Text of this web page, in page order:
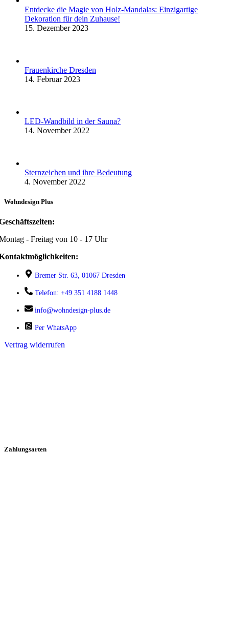
Entdecke die Magie von Holz-Mandalas: Einzigartige
Dekoration für dein Zuhause!
15. Dezember 2023
Frauenkirche Dresden
14. Februar 2023
LED-Wandbild in der Sauna?
14. November 2022
Sternzeichen und ihre Bedeutung
4. November 2022
Wohndesign Plus
- Freitag von 10 - 17 Uhr
Bremer Str. 63, 01067 Dresden
Telefon: +49 351 4188 1448
info@wohndesign-plus.de
Per WhatsApp
Vertrag widerrufen
Zahlungsarten